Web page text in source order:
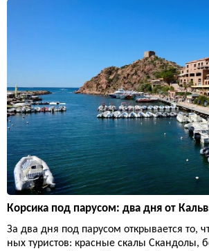
Корсика под парусом: два дня от
За два дня под парусом открывается то,
ных туристов: красные скалы Скандолы,